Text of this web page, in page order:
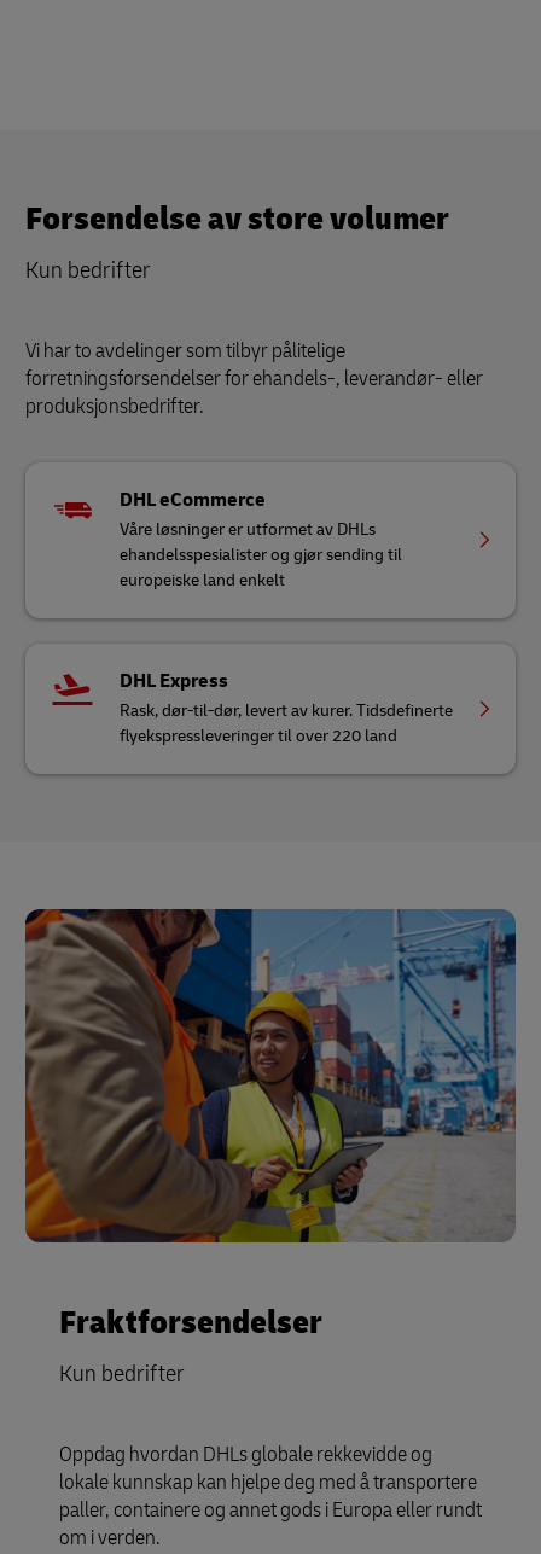
Forsendelse av store volumer
Kun bedrifter
Vi har to avdelinger som tilbyr pålitelige
forretningsforsendelser for ehandels-, leverandør- eller
produksjonsbedrifter.
DHL eCommerce
Våre løsninger er utformet av DHLs
ehandelsspesialister og gjør sending til
europeiske land enkelt
DHL Express
Rask, dør-til-dør, levert av kurer. Tidsdefinerte
flyekspressleveringer til over 220 land
Fraktforsendelser
Kun bedrifter
Oppdag hvordan DHLs globale rekkevidde og
lokale kunnskap kan hjelpe deg med å transportere
paller, containere og annet gods i Europa eller rundt
om i verden.